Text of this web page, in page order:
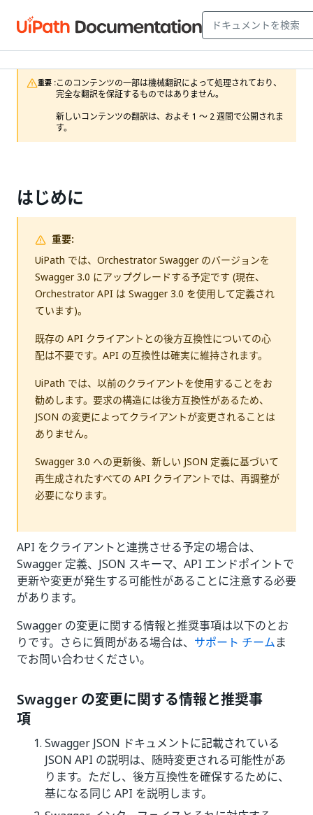
重要 :このコンテンツの一部は機械翻訳によって処理されており、
完全な翻訳を保証するものではありません。
新しいコンテンツの翻訳は、およそ 1 ～ 2 週間で公開されま
す。
はじめに
重要:
UiPath では、Orchestrator Swagger のバージョンを
Swagger 3.0 にアップグレードする予定です (現在、
Orchestrator API は Swagger 3.0 を使用して定義され
ています)。
既存の API クライアントとの後方互換性についての心
配は不要です。API の互換性は確実に維持されます。
UiPath では、以前のクライアントを使用することをお
勧めします。要求の構造には後方互換性があるため、
JSON の変更によってクライアントが変更されることは
ありません。
Swagger 3.0 への更新後、新しい JSON 定義に基づいて
再生成されたすべての API クライアントでは、再調整が
必要になります。
API をクライアントと連携させる予定の場合は、
Swagger 定義、JSON スキーマ、API エンドポイントで
更新や変更が発生する可能性があることに注意する必要
があります。
Swagger の変更に関する情報と推奨事項は以下のとお
りです。さらに質問がある場合は、 サポート チームま
でお問い合わせください。
Swagger の変更に関する情報と推奨事
項
Swagger JSON ドキュメントに記載されている
JSON API の説明は、随時変更される可能性があ
ります。ただし、後方互換性を確保するために、
基になる同じ API を説明します。